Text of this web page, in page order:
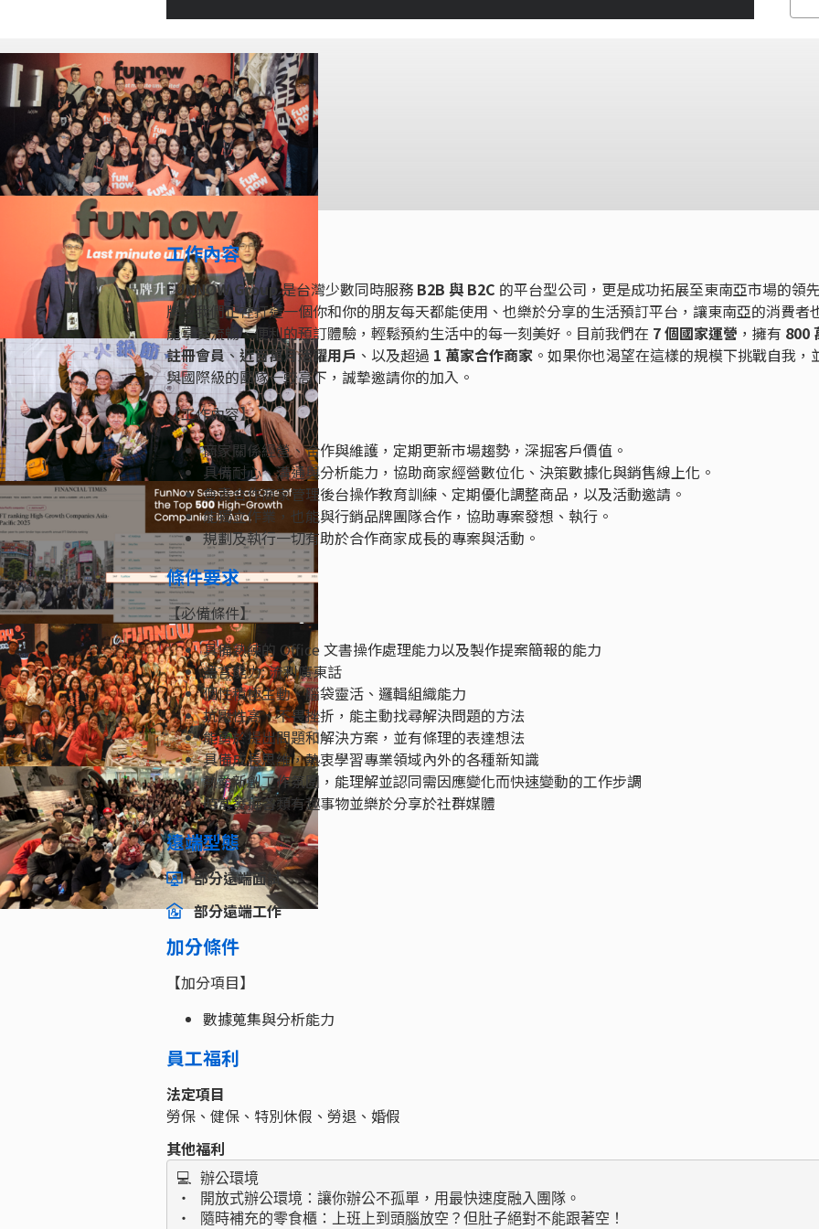
工作內容
FUNNOW Group是台灣少數同時服務 B2B 與 B2C 的平台型公司，更是成功拓展至東南亞市場的領
牌。我們正在打造一個你和你的朋友每天都能使用、也樂於分享的生活預訂平台，讓東南亞的消費者
能享受流暢、便利的預訂體驗，輕鬆預約生活中的每一刻美好。目前我們在 7 個國家運營 ，擁有 800
註冊會員、近百萬月活躍用戶 、以及超過 1 萬家合作商家 。如果你也渴望在這樣的規模下挑戰自我，
與國際級的團隊一較高下，誠摯邀請你的加入。
【工作內容】
商家關係經營、合作與維護，定期更新市場趨勢，深掘客戶價值。
具備耐心、溝通與分析能力，協助商家經營數位化、決策數據化與銷售線上化。
負責合作商家管理後台操作教育訓練、定期優化調整商品，以及活動邀請。
能獨立作業，也能與行銷品牌團隊合作，協助專案發想、執行。
規劃及執行一切有助於合作商家成長的專案與活動。
條件要求
【必備條件】
具備熟練的 Office 文書操作處理能力以及製作提案簡報的能力
語言能力: 流利廣東話
個性積極主動、腦袋靈活、邏輯組織能力
抗壓性高、不畏挫折，能主動找尋解決問題的方法
能勇於提出問題和解決方案，並有條理的表達想法
具備成長思維，熱衷學習專業領域內外的各種新知識
熱愛新創工作氛圍，能理解並認同需因應變化而快速變動的工作步調
時常發掘各類有趣事物並樂於分享於社群媒體
遠端型態
部分遠端面試
部分遠端工作
加分條件
【加分項目】
數據蒐集與分析能力
員工福利
法定項目
勞保、健保、特別休假、勞退、婚假
其他福利
💻 辦公環境
‧ 開放式辦公環境：讓你辦公不孤單，用最快速度融入團隊。
‧ 隨時補充的零食櫃：上班上到頭腦放空？但肚子絕對不能跟著空！